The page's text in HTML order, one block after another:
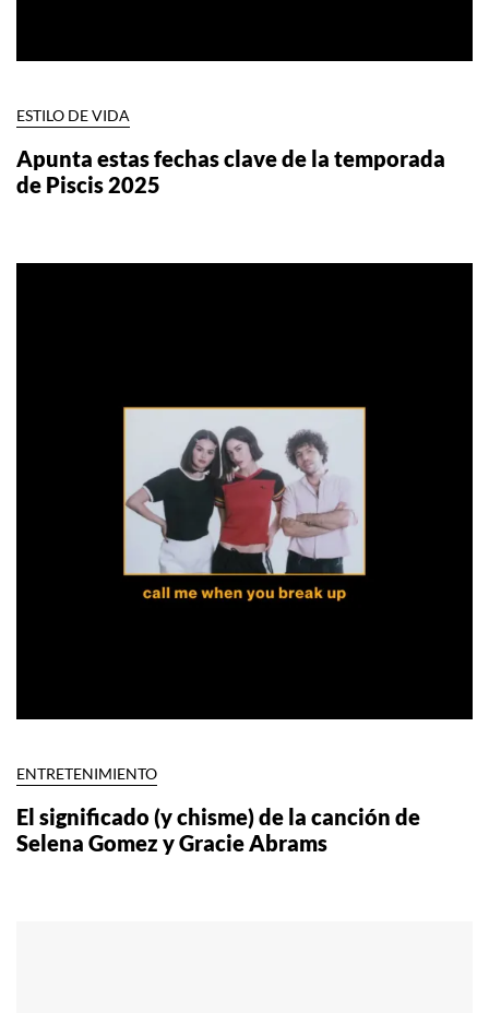
ESTILO DE VIDA
Apunta estas fechas clave de la temporada
de Piscis 2025
ENTRETENIMIENTO
El significado (y chisme) de la canción de
Selena Gomez y Gracie Abrams